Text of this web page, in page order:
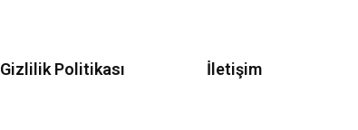
Gizlilik Politikası İletişim